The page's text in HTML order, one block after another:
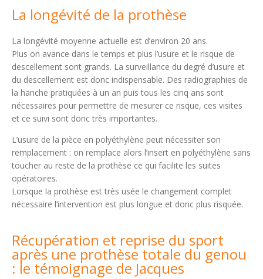
La longévité de la prothèse
La longévité moyenne actuelle est d’environ 20 ans.
Plus on avance dans le temps et plus l’usure et le risque de
descellement sont grands. La surveillance du degré d’usure et
du descellement est donc indispensable. Des radiographies de
la hanche pratiquées à un an puis tous les cinq ans sont
nécessaires pour permettre de mesurer ce risque, ces visites
et ce suivi sont donc très importantes.
L’usure de la pièce en polyéthylène peut nécessiter son
remplacement : on remplace alors l’insert en polyéthylène sans
toucher au reste de la prothèse ce qui facilite les suites
opératoires.
Lorsque la prothèse est très usée le changement complet
nécessaire l’intervention est plus longue et donc plus risquée.
Récupération et reprise du sport
après une prothèse totale du genou
: le témoignage de Jacques